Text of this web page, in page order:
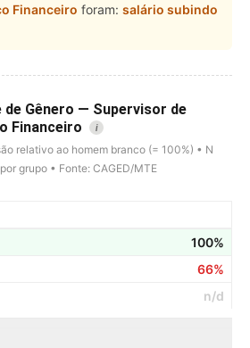
Financeiro foram: salário subindo
de Gênero — Supervisor de
Financeiro
i
relativo ao homem branco (= 100%) • N
grupo • Fonte: CAGED/MTE
100%
66%
n/d